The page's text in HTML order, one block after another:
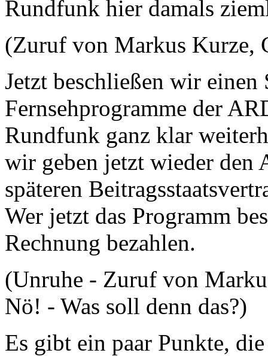
Rundfunk hier damals
(Zuruf von Markus Kurze,
Jetzt beschließen wir
Fernsehprogramme der
Rundfunk ganz klar
wir geben jetzt wieder den
späteren
Wer jetzt das Programm
Rechnung bezahlen.
(Unruhe - Zuruf von
Nö! - Was soll denn das?)
Es gibt ein paar Punkte,